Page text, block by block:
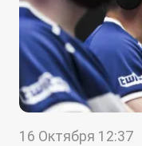
16 Октября 12:37